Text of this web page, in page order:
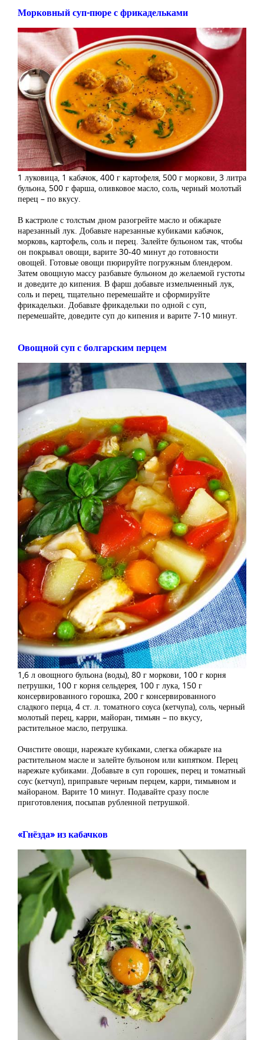
Морковный суп-пюре с фрикадельками
1 луковица, 1 кабачок, 400 г картофеля, 500 г моркови, 3 литра
бульона, 500 г фарша, оливковое масло, соль, черный молотый
перец – по вкусу.
В кастрюле с толстым дном разогрейте масло и обжарьте
нарезанный лук. Добавьте нарезанные кубиками кабачок,
морковь, картофель, соль и перец. Залейте бульоном так, чтобы
он покрывал овощи, варите 30-40 минут до готовности
овощей. Готовые овощи пюрируйте погружным блендером.
Затем овощную массу разбавьте бульоном до желаемой густоты
и доведите до кипения. В фарш добавьте измельченный лук,
соль и перец, тщательно перемешайте и сформируйте
фрикадельки. Добавьте фрикадельки по одной с суп,
перемешайте, доведите суп до кипения и варите 7-10 минут.
Овощной суп с болгарским перцем
1,6 л овощного бульона (воды), 80 г моркови, 100 г корня
петрушки, 100 г корня сельдерея, 100 г лука, 150 г
консервированного горошка, 200 г консервированного
сладкого перца, 4 ст. л. томатного соуса (кетчупа), соль, черный
молотый перец, карри, майоран, тимьян – по вкусу,
растительное масло, петрушка.
Очистите овощи, нарежьте кубиками, слегка обжарьте на
растительном масле и залейте бульоном или кипятком. Перец
нарежьте кубиками. Добавьте в суп горошек, перец и томатный
соус (кетчуп), приправьте черным перцем, карри, тимьяном и
майораном. Варите 10 минут. Подавайте сразу после
приготовления, посыпав рубленной петрушкой.
«Гнёзда» из кабачков